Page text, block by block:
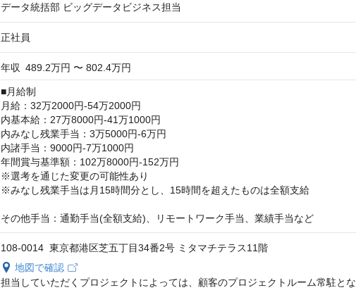
データ統括部 ビッグデータビジネス担当
正社員
年収 489.2万円 〜 802.4万円
■月給制
月給：32万2000円-54万2000円
内基本給：27万8000円-41万1000円
内みなし残業手当：3万5000円-6万円
内諸手当：9000円-7万1000円
年間賞与基準額：102万8000円-152万円
※選考を通じた変更の可能性あり
※みなし残業手当は月15時間分とし、15時間を超えたものは全額支給
その他手当：通勤手当(全額支給)、リモートワーク手当、業績手当など
108-0014 東京都港区芝五丁目34番2号 ミタマチテラス11階
地図で確認
担当していただくプロジェクトによっては、顧客のプロジェクトルーム常駐とな